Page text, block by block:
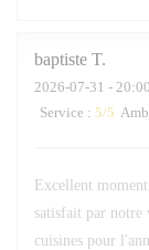
baptiste T
2026-07-31 -
Service : 5/5
Excellent
satisfait par notre
cuisines pour